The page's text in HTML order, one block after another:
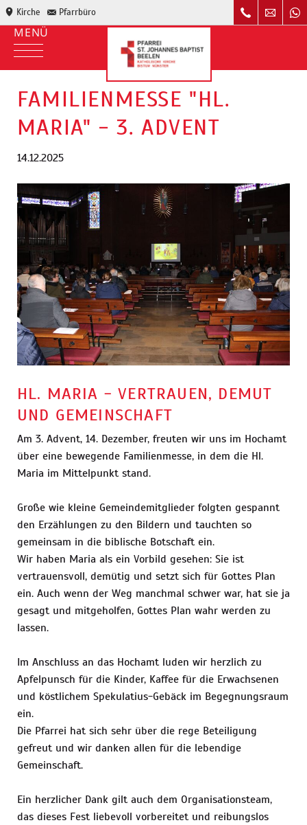
Kirche Pfarrbüro
FAMILIENMESSE "HL.
MARIA" - 3. ADVENT
14.12.2025
HL. MARIA - VERTRAUEN, DEMUT
UND GEMEINSCHAFT
Am 3. Advent, 14. Dezember, freuten wir uns im Hochamt
über eine bewegende Familienmesse, in dem die Hl.
Maria im Mittelpunkt stand.
Große wie kleine Gemeindemitglieder folgten gespannt
den Erzählungen zu den Bildern und tauchten so
gemeinsam in die biblische Botschaft ein.
Wir haben Maria als ein Vorbild gesehen: Sie ist
vertrauensvoll, demütig und setzt sich für Gottes Plan
ein. Auch wenn der Weg manchmal schwer war, hat sie ja
gesagt und mitgeholfen, Gottes Plan wahr werden zu
lassen.
Im Anschluss an das Hochamt luden wir herzlich zu
Apfelpunsch für die Kinder, Kaffee für die Erwachsenen
und köstlichem Spekulatius-Gebäck im Begegnungsraum
ein.
Die Pfarrei hat sich sehr über die rege Beteiligung
gefreut und wir danken allen für die lebendige
Gemeinschaft.
Ein herzlicher Dank gilt auch dem Organisationsteam,
das dieses Fest liebevoll vorbereitet und reibungslos